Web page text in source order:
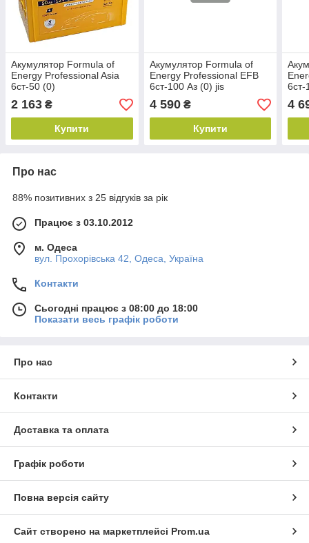
Акумулятор Formula of
Energy Professional Asia
6ст-50 (0)
2 163 ₴
Купити
Акумулятор Formula of
Energy Professional EFB
6ст-100 Аз (0) jis
4 590₴
Купити
6ст-
4
Про нас
88% позитивних з 25 відгуків за рік
Працює з 03.10.2012
м. Одеса
вул. Прохорівська 42, Одеса, Україна
Контакти
Сьогодні працює з 08:00 до 18:00
Показати весь графік роботи
Про нас
Контакти
Доставка та оплата
Графік роботи
Повна версія сайту
Сайт створено на маркетплейсі Prom.ua